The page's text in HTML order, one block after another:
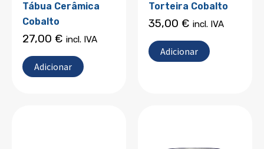
Tábua Cerâmica
Cobalto
27,00 € incl. IVA
Adicionar
Torteira Cobalto
35,00 € incl. IVA
Adicionar